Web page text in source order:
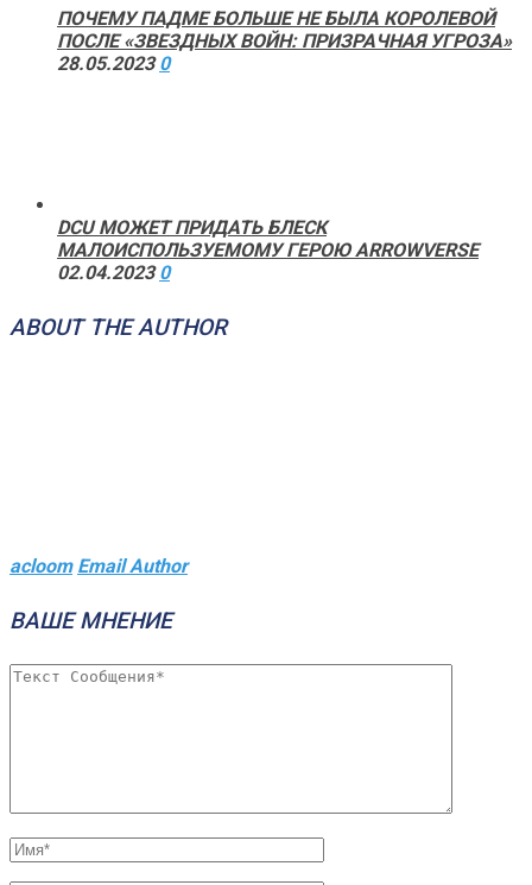
ПОЧЕМУ ПАДМЕ БОЛЬШЕ НЕ БЫЛА КОРОЛЕВОЙ
ПОСЛЕ «ЗВЕЗДНЫХ ВОЙН: ПРИЗРАЧНАЯ УГРОЗА»
28.05.2023 0
DCU МОЖЕТ ПРИДАТЬ БЛЕСК
МАЛОИСПОЛЬЗУЕМОМУ ГЕРОЮ ARROWVERSE
02.04.2023 0
ABOUT THE AUTHOR
acloom Email Author
ВАШЕ МНЕНИЕ